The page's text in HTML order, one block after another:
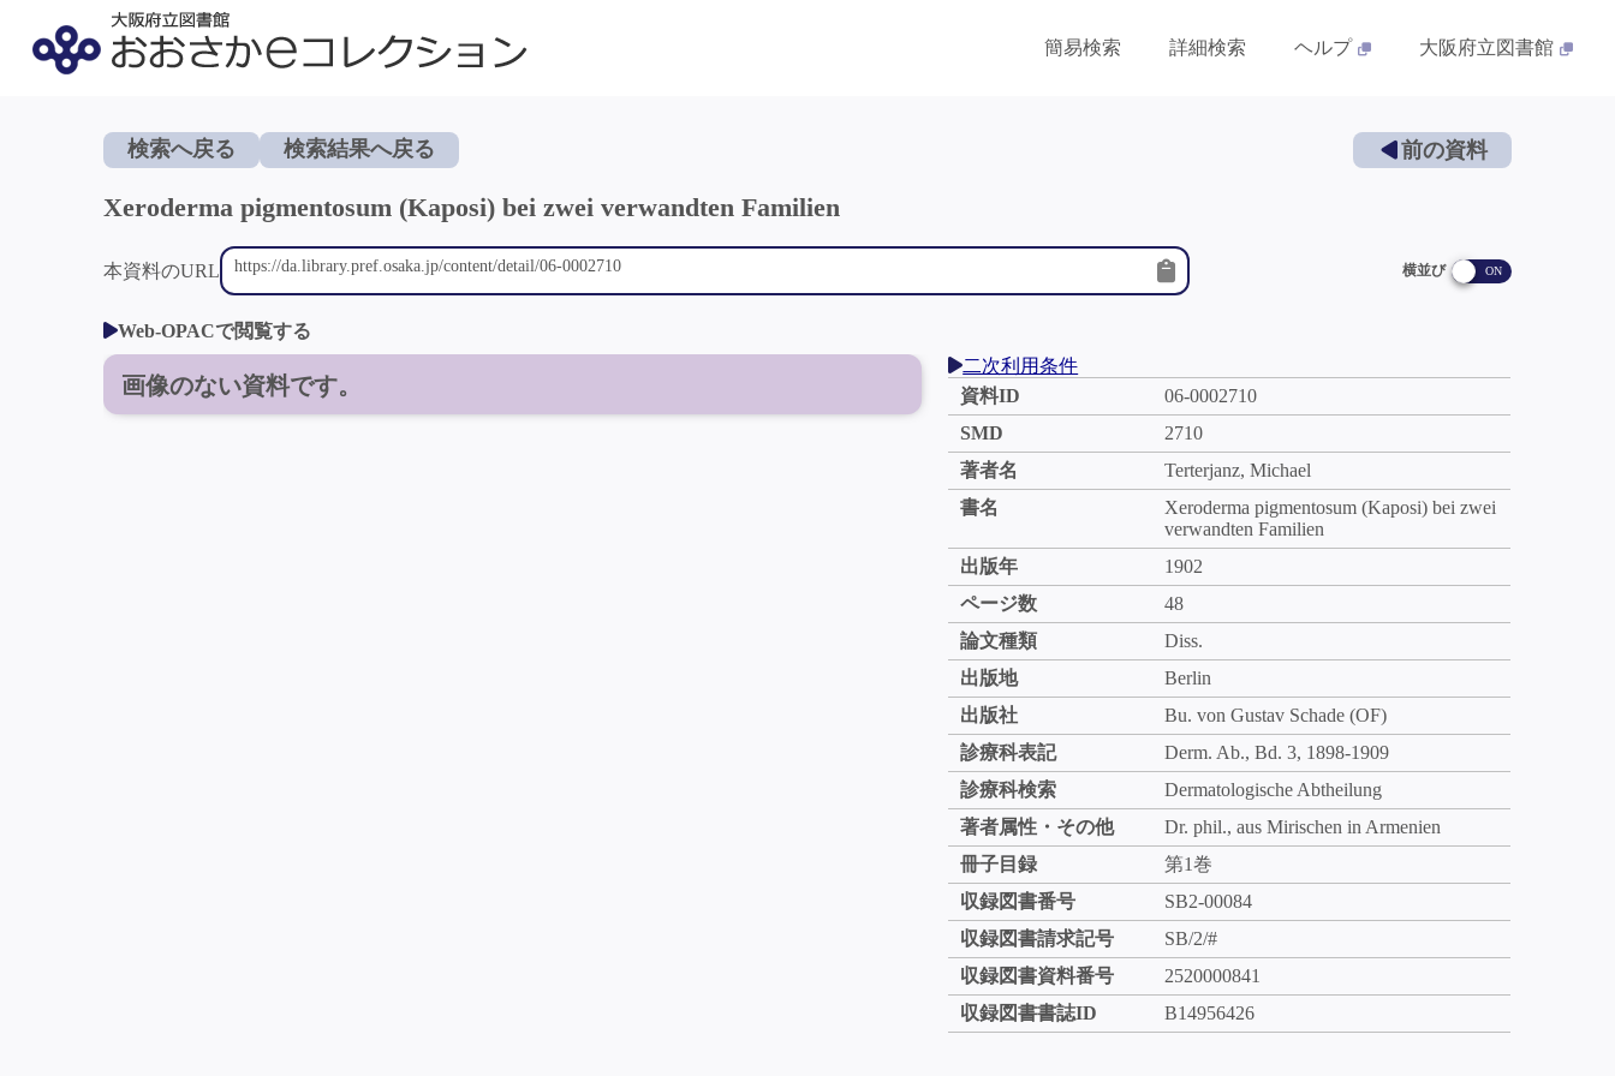
簡易検索 詳細検索 ヘルプ 大阪府立図書館
検索へ戻る 検索結果へ戻る 前の資料
Xeroderma pigmentosum (Kaposi) bei zwei verwandten Familien
本資料のURL 横並び
Web-OPACで閲覧する
画像のない資料です。
二次利用条件
資料ID
06-0002710
SMD
2710
著者名
Terterjanz, Michael
書名
Xeroderma pigmentosum (Kaposi) bei zwei
verwandten Familien
出版年
1902
ページ数
48
論文種類
Diss.
出版地
Berlin
出版社
Bu. von Gustav Schade (OF)
診療科表記
Derm. Ab., Bd. 3, 1898-1909
診療科検索
Dermatologische Abtheilung
著者属性・その他
Dr. phil., aus Mirischen in Armenien
冊子目録
第1巻
収録図書番号
SB2-00084
収録図書請求記号
SB/2/#
収録図書資料番号
2520000841
収録図書書誌ID
B14956426